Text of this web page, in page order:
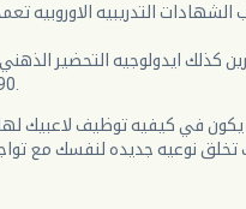
الشهادات التدريبيه الاوروبيه
كذلك ايدولوجيه التحضير الذهني
تخلق نوعيه جديده لنفسك مع